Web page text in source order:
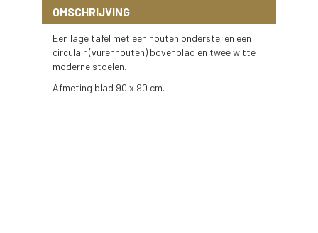
OMSCHRIJVING
Een lage tafel met een houten onderstel en een
circulair (vurenhouten) bovenblad en twee witte
moderne stoelen.
Afmeting blad 90 x 90 cm.